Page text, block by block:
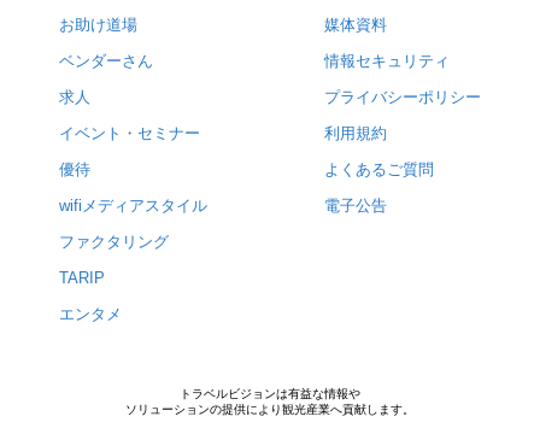
お助け道場
ベンダーさん
求人
イベント・セミナー
優待
wifiメディアスタイル
ファクタリング
TARIP
エンタメ
媒体資料
情報セキュリティ
プライバシーポリシー
利用規約
よくあるご質問
電子公告
トラベルビジョンは有益な情報や
ソリューションの提供により観光産業へ貢献します。